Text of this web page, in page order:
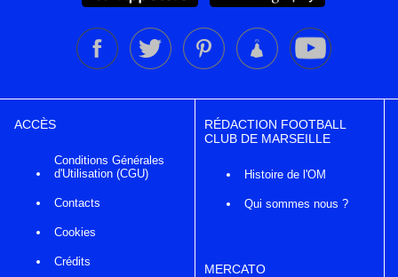
ACCÈS
Conditions Générales
d'Utilisation (CGU)
Contacts
Cookies
Crédits
RÉDACTION FOOTBALL
CLUB DE MARSEILLE
Histoire de l'OM
Qui sommes nous ?
MERCATO